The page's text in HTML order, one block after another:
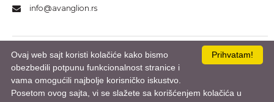
info@avanglion.rs
© 2020 AVANGLION. Sva prava zadržana.
Prihvatam!
Ovaj web sajt koristi kolačiće kako bismo
obezbedili potpunu funkcionalnost stranice i
vama omogućili najbolje korisničko iskustvo.
Posetom ovog sajta, vi se slažete sa korišćenjem kolačića u